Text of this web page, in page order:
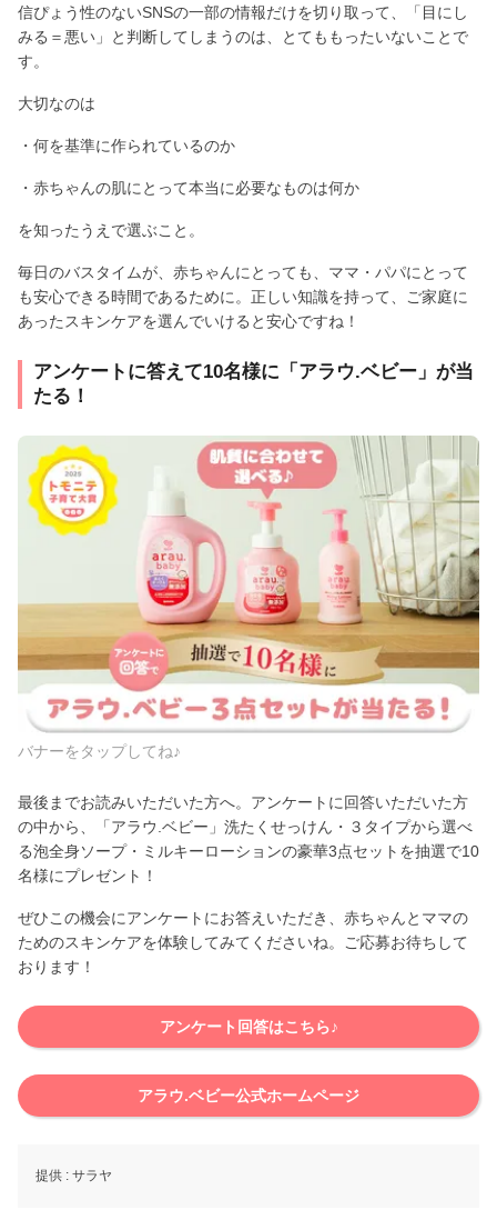
信ぴょう性のないSNSの一部の情報だけを切り取って、「目にし
みる＝悪い」と判断してしまうのは、とてももったいないことで
す。
大切なのは
・何を基準に作られているのか
・赤ちゃんの肌にとって本当に必要なものは何か
を知ったうえで選ぶこと。
毎日のバスタイムが、赤ちゃんにとっても、ママ・パパにとって
も安心できる時間であるために。正しい知識を持って、ご家庭に
あったスキンケアを選んでいけると安心ですね！
アンケートに答えて10名様に「アラウ.ベビー」が当
たる！
バナーをタップしてね♪
最後までお読みいただいた方へ。アンケートに回答いただいた方
の中から、「アラウ.ベビー」洗たくせっけん・３タイプから選べ
る泡全身ソープ・ミルキーローションの豪華3点セットを抽選で10
名様にプレゼント！
ぜひこの機会にアンケートにお答えいただき、赤ちゃんとママの
ためのスキンケアを体験してみてくださいね。ご応募お待ちして
おります！
アンケート回答はこちら♪
アラウ.ベビー公式ホームページ
提供 : サラヤ